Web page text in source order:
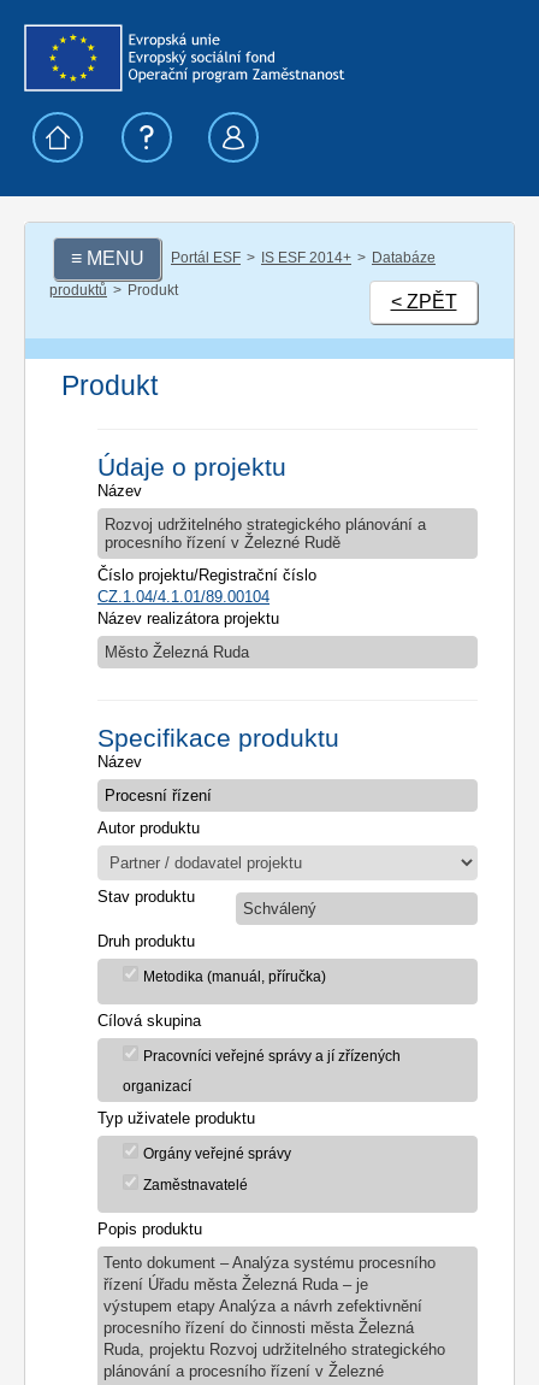
≡ MENU Portál ESF IS ESF 2014+
Databáze
produktů
Produkt
< ZPĚT
Produkt
Údaje o projektu
Název
Rozvoj udržitelného strategického plánování a
procesního řízení v Železné Rudě
Číslo projektu/Registrační číslo
CZ.1.04/4.1.01/89.00104
Název realizátora projektu
Město Železná Ruda
Specifikace produktu
Název
Autor produktu
Stav produktu
Schválený
Druh produktu
Metodika (manuál, příručka)
Cílová skupina
Pracovníci veřejné správy a jí zřízených
organizací
Typ uživatele produktu
Orgány veřejné správy
Zaměstnavatelé
Popis produktu
Tento dokument – Analýza systému procesního
řízení Úřadu města Železná Ruda – je
výstupem etapy Analýza a návrh zefektivnění
procesního řízení do činnosti města Železná
Ruda, projektu Rozvoj udržitelného strategického
plánování a procesního řízení v Železné